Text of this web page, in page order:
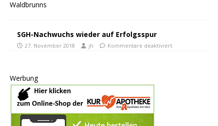
SGH-Nachwuchs wieder auf Erfolgsspur
27. November 2018 jh Kommentare deaktiviert
Werbung